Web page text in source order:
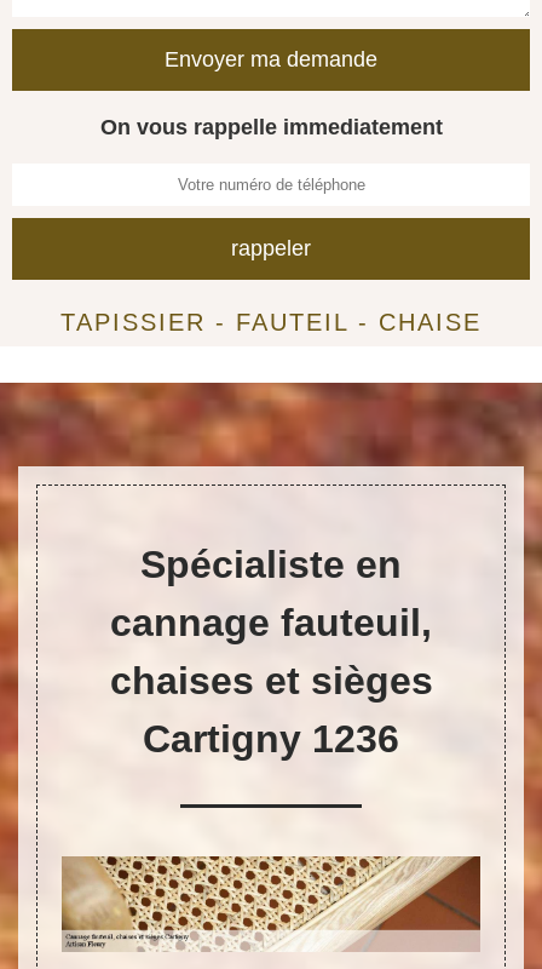
On vous rappelle immediatement
TAPISSIER - FAUTEIL - CHAISE
Spécialiste en
cannage fauteuil,
chaises et sièges
Cartigny 1236